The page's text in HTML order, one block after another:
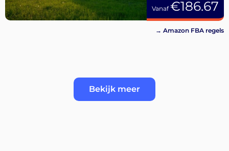
Vanaf€186.67
→ Amazon FBA regels
Bekijk meer